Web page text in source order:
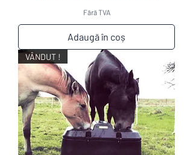
Fără TVA
Adaugă în coș
VÂNDUT !